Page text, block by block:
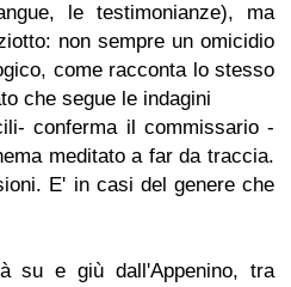
le testimonianze), ma
non sempre un omicidio
come racconta lo stesso
che segue le indagini
conferma il commissario -
meditato a far da traccia.
E' in casi del genere che
su e giù dall'Appenino, tra